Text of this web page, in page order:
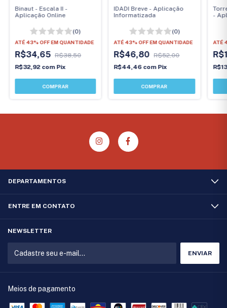
Binaut - Escala II -
Aplicação Online
(0)
ATÉ 43% OFFEM QUANTIDADE
R$34,65 R$38,50
R$32,92 com Pix
IDADI Breve - Aplicação
Informatizada
(0)
ATÉ 43% OFFEM QUANTIDADE
R$46,80
R$52,00
R$44,46 com Pix
-
ATÉ
DEPARTAMENTOS
ENTRE EM CONTATO
NEWSLETTER
Meios de pagamento